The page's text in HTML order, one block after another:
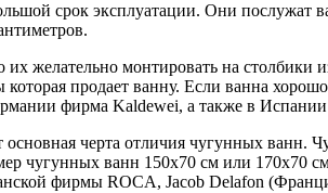
срок эксплуатации. Они послужат
их желательно монтировать на
продает ванну. Если ванна
фирма Kaldewei, а также в
основная черта отличия чугунных
чугунных ванн 150х70 см или
фирмы ROCA, Jacob Delafon